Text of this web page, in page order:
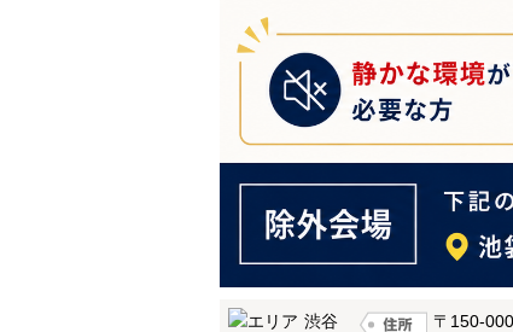
渋谷 〒150-